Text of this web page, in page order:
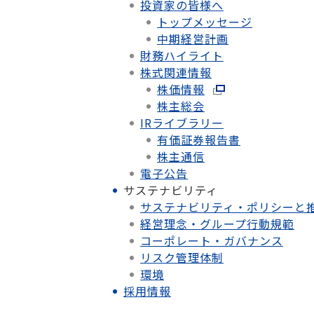
投資家の皆様へ
トップメッセージ
中期経営計画
財務ハイライト
株式関連情報
株価情報
株主総会
IRライブラリー
有価証券報告書
株主通信
電子公告
サステナビリティ
サステナビリティ・ポリシーと
経営理念・グループ行動規範
コーポレート・ガバナンス
リスク管理体制
環境
採用情報